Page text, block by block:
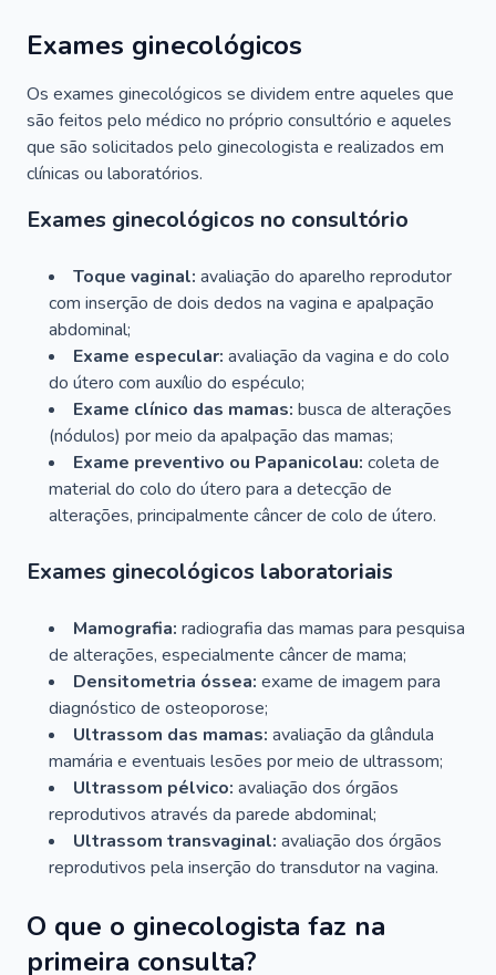
Exames ginecológicos
Os exames ginecológicos se dividem entre aqueles que
são feitos pelo médico no próprio consultório e aqueles
que são solicitados pelo ginecologista e realizados em
clínicas ou laboratórios.
Exames ginecológicos no consultório
Toque vaginal: avaliação do aparelho reprodutor
com inserção de dois dedos na vagina e apalpação
abdominal;
Exame especular: avaliação da vagina e do colo
do útero com auxílio do espéculo;
Exame clínico das mamas: busca de alterações
(nódulos) por meio da apalpação das mamas;
Exame preventivo ou Papanicolau: coleta de
material do colo do útero para a detecção de
alterações, principalmente câncer de colo de útero.
Exames ginecológicos laboratoriais
Mamografia: radiografia das mamas para pesquisa
de alterações, especialmente câncer de mama;
Densitometria óssea: exame de imagem para
diagnóstico de osteoporose;
Ultrassom das mamas: avaliação da glândula
mamária e eventuais lesões por meio de ultrassom;
Ultrassom pélvico: avaliação dos órgãos
reprodutivos através da parede abdominal;
Ultrassom transvaginal: avaliação dos órgãos
reprodutivos pela inserção do transdutor na vagina.
O que o ginecologista faz na
primeira consulta?